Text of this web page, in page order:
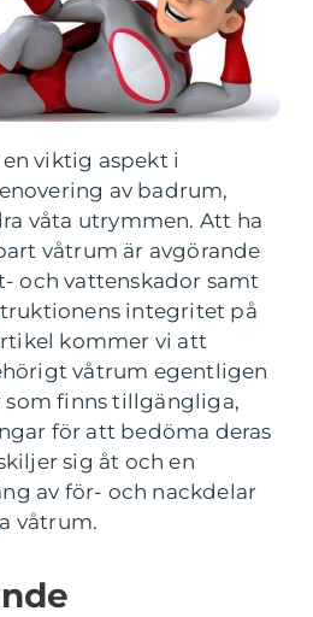
viktig aspekt i
av badrum,
våta utrymmen. Att ha
våtrum är avgörande
och vattenskador samt
integritet på
kommer vi att
våtrum egentligen
som finns tillgängliga,
för att bedöma deras
sig åt och en
av för- och nackdelar
våtrum.